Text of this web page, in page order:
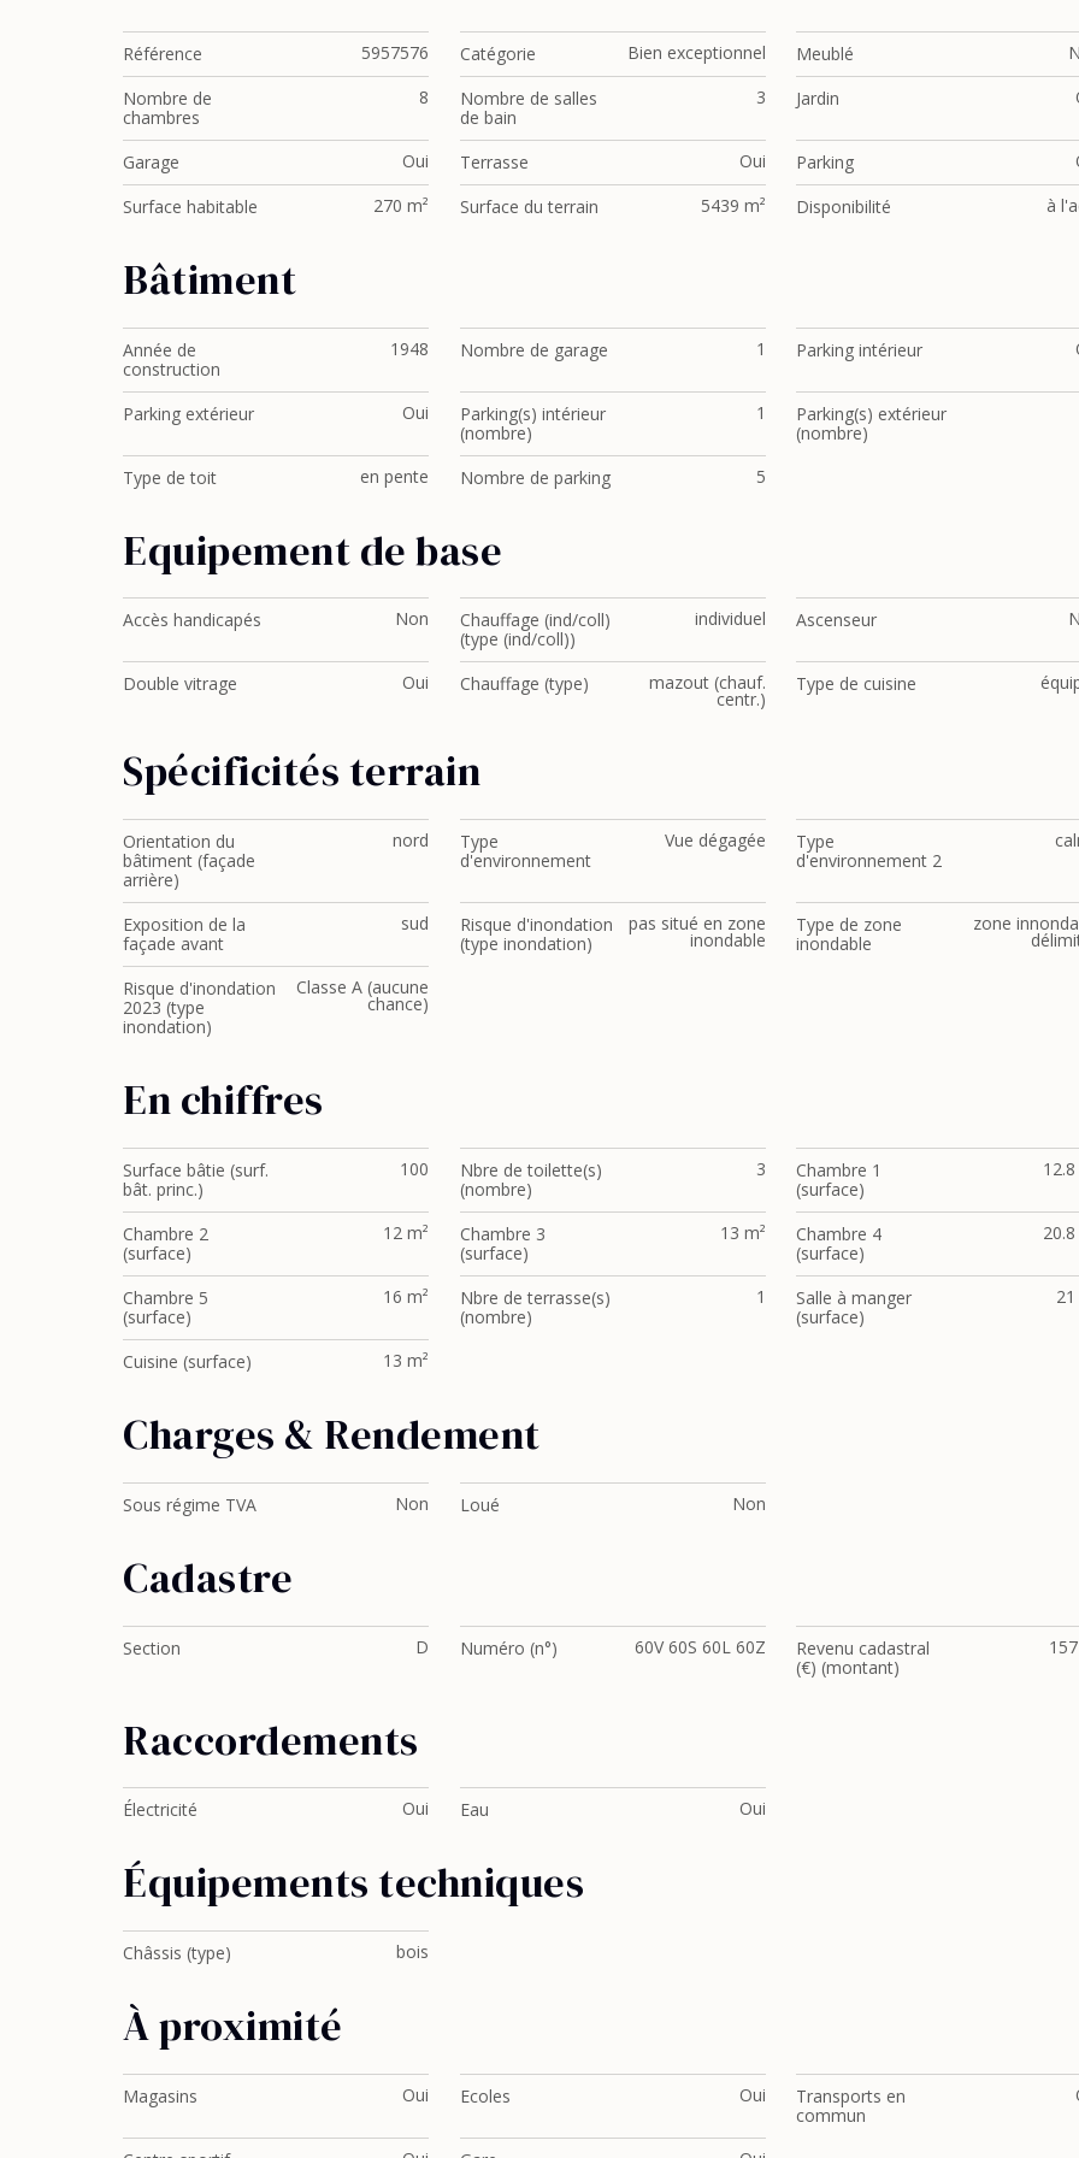
Référence 5957576 Catégorie Bien exceptionnel Meublé
Nombre de
chambres
8
Nombre de salles
de bain
3 Jardin
Garage Oui Terrasse Oui Parking
Surface habitable
270 m² Surface du terrain 5439 m² Disponibilité à
Bâtiment
Année de
construction
1948 Nombre de garage 1 Parking intérieur
Parking extérieur Oui
Parking(s) intérieur
(nombre)
1
Parking(s) extérieur
(nombre)
Type de toit en pente Nombre de parking 5
Equipement de base
Accès handicapés Non
Chauffage (ind/coll)
(type (ind/coll))
individuel Ascenseur
Double vitrage Oui Chauffage (type) mazout (chauf.
centr.)
Type de cuisine
Spécificités terrain
Orientation du
bâtiment (façade
arrière)
nord
Type
d'environnement
Vue dégagée
Type
d'environnement 2
Exposition de la
façade avant
sud
Risque d'inondation
(type inondation)
pas situé en zone
inondable
Type de zone
inondable
zone
Risque d'inondation
2023 (type
inondation)
Classe A (aucune
chance)
En chiffres
Surface bâtie (surf.
bât. princ.)
100
Nbre de toilette(s)
(nombre)
3
Chambre 1
(surface)
12.8
Chambre 2
(surface)
12 m²
Chambre 3
(surface)
13 m²
Chambre 4
(surface)
20.8
Chambre 5
(surface)
16 m²
Nbre de terrasse(s)
(nombre)
1
Salle à manger
(surface)
21
Cuisine (surface) 13 m²
Charges & Rendement
Sous régime TVA Non Loué Non
Cadastre
Section D Numéro (n°) 60V 60S 60L 60Z
Revenu cadastral
(€) (montant)
Raccordements
Électricité Oui Eau Oui
Équipements techniques
Châssis (type) bois
À proximité
Magasins Oui Ecoles Oui
Transports en
commun